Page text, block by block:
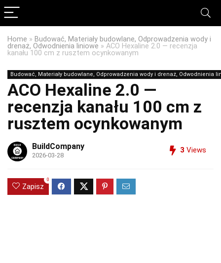
Home » Budować, Materiały budowlane, Odprowadzenia wody i
drenaż, Odwodnienia liniowe » ACO Hexaline 2.0 — recenzja
kanału 100 cm z rusztem ocynkowanym
Budować, Materiały budowlane, Odprowadzenia wody i drenaż, Odwodnienia
ACO Hexaline 2.0 —
recenzja kanału 100 cm z
rusztem ocynkowanym
BuildCompany
2026-03-28
3 Views
Zapisz
0